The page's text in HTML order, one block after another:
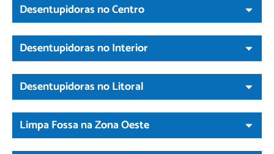
Desentupidoras no Centro
Desentupidoras no Interior
Desentupidoras no Litoral
Limpa Fossa na Zona Oeste